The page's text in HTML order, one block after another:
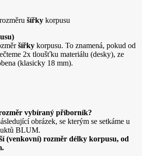
rozměru šířky korpusu
šířky korpusu. To znamená, pokud od
2x tloušťku materiálu (desky), ze
(klasicky 18 mm).
vybíraný příborník?
obrázek, se kterým se setkáme u
BLUM.
(venkovní) rozměr délky korpusu, od